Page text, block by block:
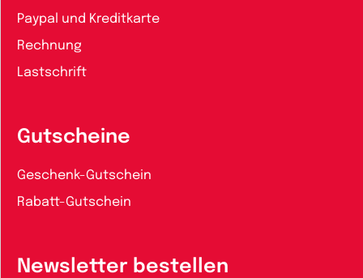
Paypal und Kreditkarte
Rechnung
Lastschrift
Gutscheine
Geschenk-Gutschein
Rabatt-Gutschein
Newsletter bestellen